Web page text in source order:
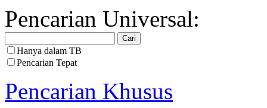
Pencarian Universal:
Hanya dalam TB
Pencarian Tepat
Pencarian Khusus